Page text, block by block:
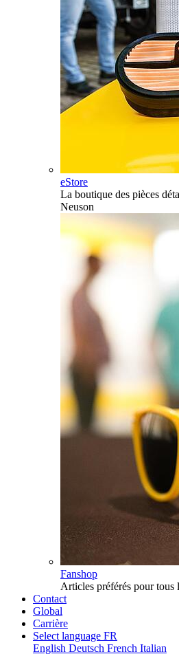
eStore
La boutique des pièces
Neuson
Fanshop
Articles préférés pour tous
Contact
Global
Carrière
Select language FR
English Deutsch French Italian